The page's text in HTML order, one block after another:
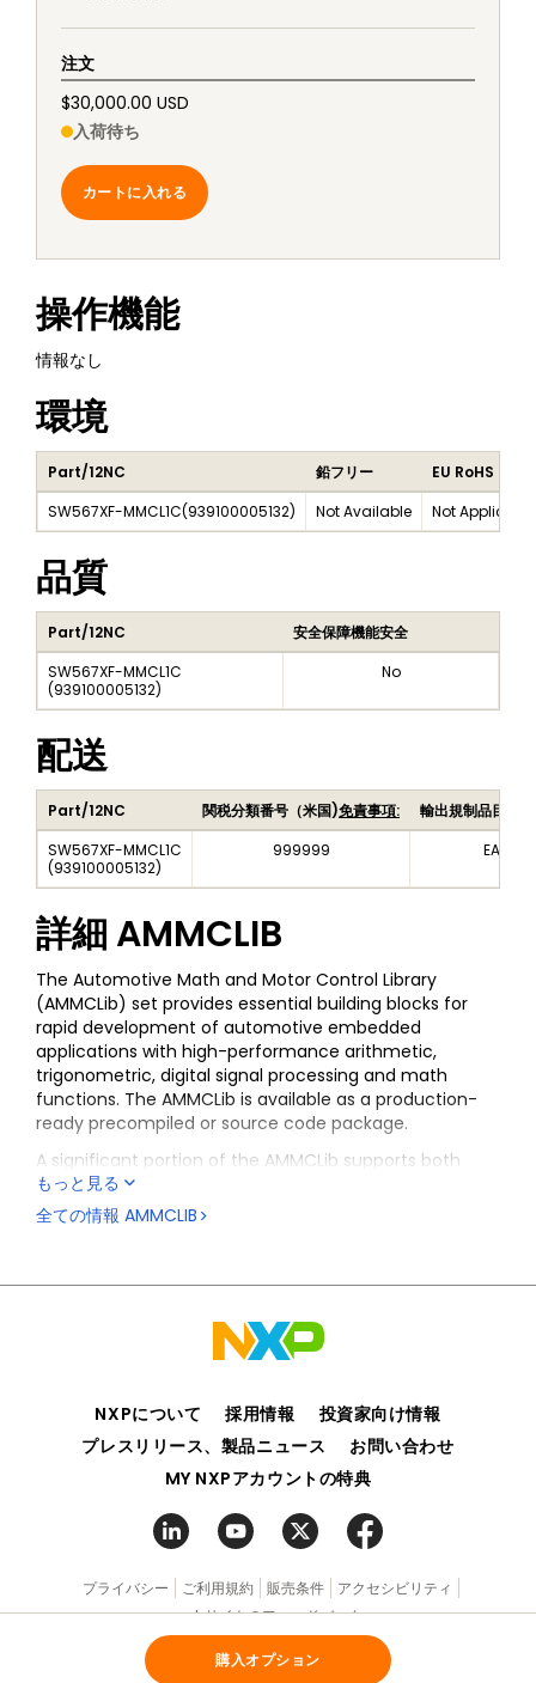
注文
$30,000.00 USD
入荷待ち
カートに入れる
操作機能
情報なし
環境
Part/12NC 鉛フリー
EU RoHS
SW567XF-MMCL1C(939100005132) Not Available Not Applicable
品質
Part/12NC
安全保障機能安全
SW567XF-MMCL1C
(939100005132)
No
配送
Part/12NC 関税分類番号（米国)免責事項:
輸出規制品目番
SW567XF-MMCL1C
(939100005132)
999999 EAR99
詳細 AMMCLIB
The Automotive Math and Motor Control Library
(AMMCLib) set provides essential building blocks for
rapid development of automotive embedded
applications with high-performance arithmetic,
trigonometric, digital signal processing and math
functions. The AMMCLib is available as a production-
ready precompiled or source code package.
A significant portion of the AMMCLib supports both
sensor-based and sensorless motor control
applications; it also assists with fixed-point fractional
and Simulink bit-accurate models for model-based
もっと見る
全ての情報 AMMCLIB
購入オプション
NXPについて 採用情報
投資家向け情報
プレスリリース、製品ニュース
お問い合わせ
MY NXPアカウントの特典
プライバシー ご利用規約 販売条件
アクセシビリティ
webサイトのフィードバック
©2006-2026 NXP Semiconductors. All rights reserved.